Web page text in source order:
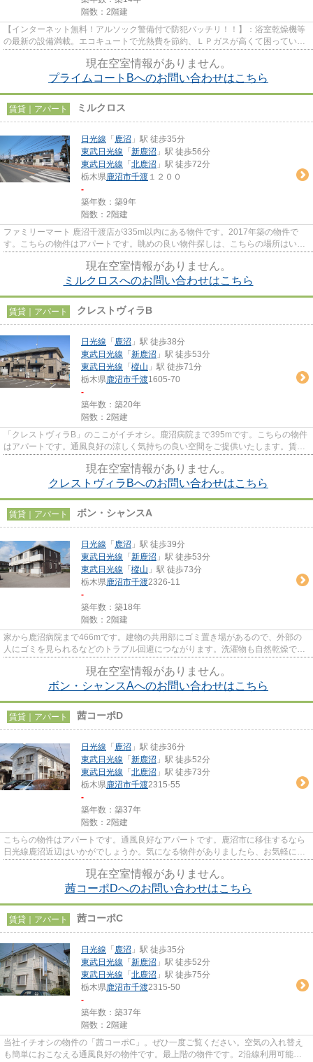
階数：2階建
【インターネット無料！アルソック警備付で防犯バッチリ！！】：浴室乾燥機等
の最新の設備満載。エコキュートで光熱費を節約、ＬＰガスが高くて困っている
現在空室情報がありません。
プライムコートBへのお問い合わせはこちら
賃貸｜アパート ミルクロス
日光線 「 鹿沼 」駅 徒歩35分
東武日光線 「 新鹿沼 」駅 徒歩56分
東武日光線 「 北鹿沼 」駅 徒歩72分
栃木県鹿沼市千渡 １２００
-
築年数：築9年
階数：2階建
ファミリーマート 鹿沼千渡店が335m以内にある物件です。2017年築の物件で
す。こちらの物件はアパートです。眺めの良い物件探しは、こちらの場所はいか
現在空室情報がありません。
ミルクロスへのお問い合わせはこちら
賃貸｜アパート クレストヴィラB
日光線 「 鹿沼 」駅 徒歩38分
東武日光線 「 新鹿沼 」駅 徒歩53分
東武日光線 「 樅山 」駅 徒歩71分
栃木県鹿沼市千渡1605-70
-
築年数：築20年
階数：2階建
「クレストヴィラB」のここがイチオシ。鹿沼病院まで395mです。こちらの物件
はアパートです。通風良好の涼しく気持ちの良い空間をご提供いたします。賃貸
現在空室情報がありません。
クレストヴィラBへのお問い合わせはこちら
賃貸｜アパート ボン・シャンスA
日光線 「 鹿沼 」駅 徒歩39分
東武日光線 「 新鹿沼 」駅 徒歩53分
東武日光線 「 樅山 」駅 徒歩73分
栃木県鹿沼市千渡2326-11
-
築年数：築18年
階数：2階建
家から鹿沼病院まで466mです。建物の共用部にゴミ置き場があるので、外部の
人にゴミを見られるなどのトラブル回避につながります。洗濯物も自然乾燥です
現在空室情報がありません。
ボン・シャンスAへのお問い合わせはこちら
賃貸｜アパート 茜コーポD
日光線 「 鹿沼 」駅 徒歩36分
東武日光線 「 新鹿沼 」駅 徒歩52分
東武日光線 「 北鹿沼 」駅 徒歩73分
栃木県鹿沼市千渡2315-55
-
築年数：築37年
階数：2階建
こちらの物件はアパートです。通風良好なアパートです。鹿沼市に移住するなら
日光線鹿沼近辺はいかがでしょうか。気になる物件がありましたら、お気軽に
現在空室情報がありません。
茜コーポDへのお問い合わせはこちら
賃貸｜アパート 茜コーポC
日光線 「 鹿沼 」駅 徒歩35分
東武日光線 「 新鹿沼 」駅 徒歩52分
東武日光線 「 北鹿沼 」駅 徒歩75分
栃木県鹿沼市千渡2315-50
-
築年数：築37年
階数：2階建
当社イチオシの物件の「茜コーポC」。ぜひ一度ご覧ください。空気の入れ替え
も簡単におこなえる通風良好の物件です。最上階の物件です。2沿線利用可能な